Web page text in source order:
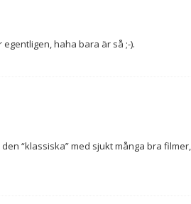
egentligen, haha bara är så ;-).
“klassiska” med sjukt många bra